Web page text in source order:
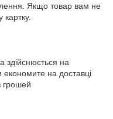
Якщо товар вам не
здійснюється на
економите на доставці
грошей